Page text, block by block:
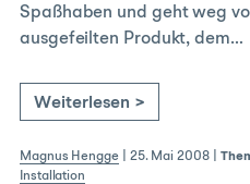
Spaßhaben und geht weg
ausgefeilten Produkt, dem…
Weiterlesen >
Magnus Hengge| 25. Mai 2008|
Installation